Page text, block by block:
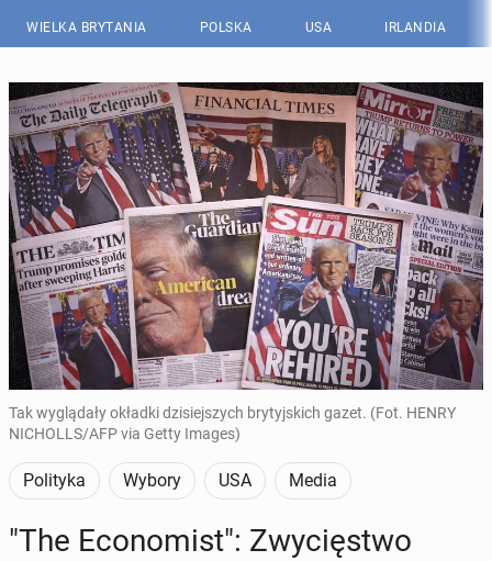
WIELKA BRYTANIA POLSKA USA IRLANDIA
Tak wyglądały okładki dzisiejszych brytyjskich gazet. (Fot. HENRY
NICHOLLS/AFP via Getty Images)
Polityka Wybory USA Media
"The Eco­no­mist": Zwy­cię­stwo